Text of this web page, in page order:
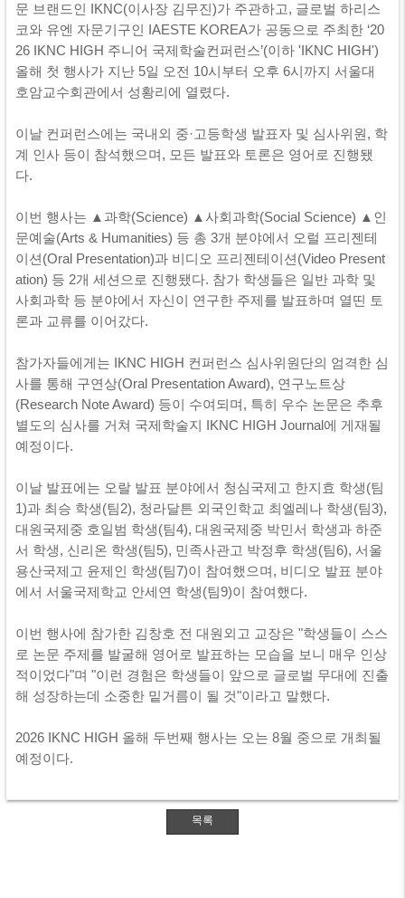
문 브랜드인 IKNC(이사장 김무진)가 주관하고, 글로벌 하리스
코와 유엔 자문기구인 IAESTE KOREA가 공동으로 주최한 ‘20
26 IKNC HIGH 주니어 국제학술컨퍼런스’(이하 'IKNC HIGH')
올해 첫 행사가 지난 5일 오전 10시부터 오후 6시까지 서울대
호암교수회관에서 성황리에 열렸다.
이날 컨퍼런스에는 국내외 중·고등학생 발표자 및 심사위원, 학
계 인사 등이 참석했으며, 모든 발표와 토론은 영어로 진행됐
다.
이번 행사는 ▲과학(Science) ▲사회과학(Social Science) ▲인
문예술(Arts & Humanities) 등 총 3개 분야에서 오럴 프리젠테
이션(Oral Presentation)과 비디오 프리젠테이션(Video Present
ation) 등 2개 세션으로 진행됐다. 참가 학생들은 일반 과학 및
사회과학 등 분야에서 자신이 연구한 주제를 발표하며 열띤 토
론과 교류를 이어갔다.
참가자들에게는 IKNC HIGH 컨퍼런스 심사위원단의 엄격한 심
사를 통해 구연상(Oral Presentation Award), 연구노트상
(Research Note Award) 등이 수여되며, 특히 우수 논문은 추후
별도의 심사를 거쳐 국제학술지 IKNC HIGH Journal에 게재될
예정이다.
이날 발표에는 오랄 발표 분야에서 청심국제고 한지효 학생(팀
1)과 최승 학생(팀2), 청라달튼 외국인학교 최엘레나 학생(팀3),
대원국제중 호일범 학생(팀4), 대원국제중 박민서 학생과 하준
서 학생, 신리온 학생(팀5), 민족사관고 박정후 학생(팀6), 서울
용산국제고 윤제인 학생(팀7)이 참여했으며, 비디오 발표 분야
에서 서울국제학교 안세연 학생(팀9)이 참여했다.
이번 행사에 참가한 김창호 전 대원외고 교장은 "학생들이 스스
로 논문 주제를 발굴해 영어로 발표하는 모습을 보니 매우 인상
적이었다"며 "이런 경험은 학생들이 앞으로 글로벌 무대에 진출
해 성장하는데 소중한 밑거름이 될 것"이라고 말했다.
2026 IKNC HIGH 올해 두번째 행사는 오는 8월 중으로 개최될
예정이다.